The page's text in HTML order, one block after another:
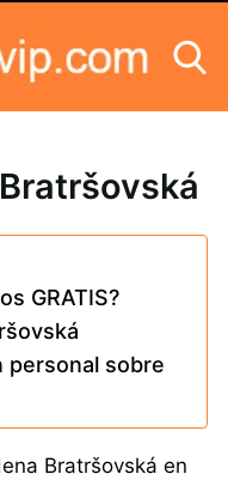
GRATIS?
personal sobre
Bratršovská en